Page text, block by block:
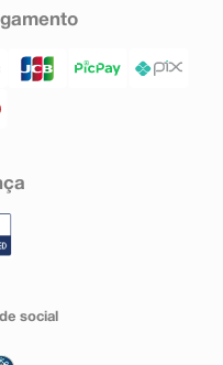
social